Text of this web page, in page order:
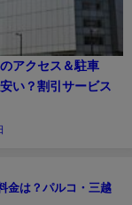
アクセス＆駐車
い？割引サービス
金は？パルコ・三越